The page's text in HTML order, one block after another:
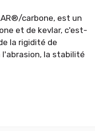
carbone, est un
et de kevlar, c'est-
la rigidité de
l'abrasion, la stabilité